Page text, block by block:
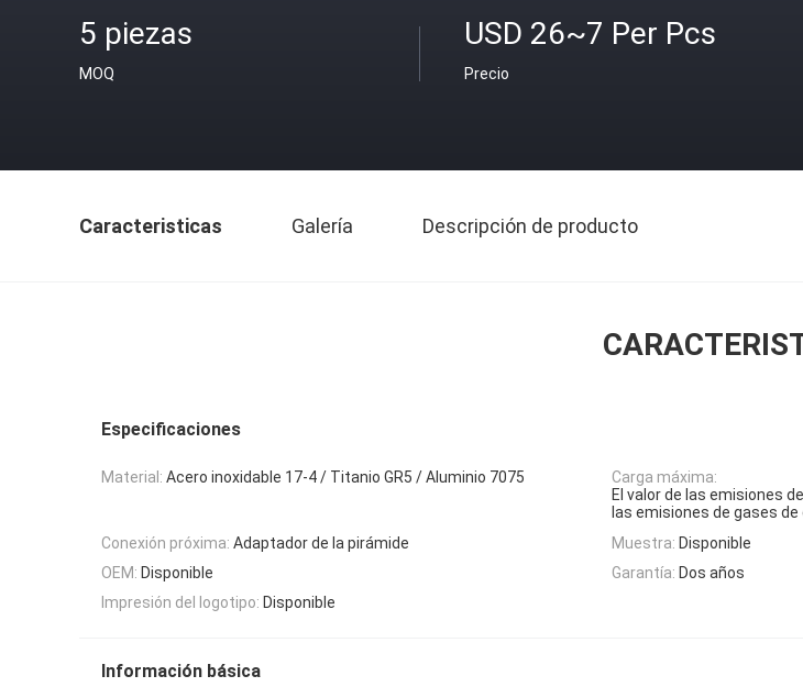
5 piezas
MOQ
USD 26~7 Per Pcs
Precio
Caracteristicas Galería Descripción de producto
Especificaciones
Material: Acero inoxidable 17-4 / Titanio GR5 / Aluminio 7075
Carga máxima:
El valor de las emisiones
las emisiones de gases de
Conexión próxima: Adaptador de la pirámide Muestra: Disponible
OEM: Disponible Garantía: Dos años
Impresión del logotipo: Disponible
Información básica